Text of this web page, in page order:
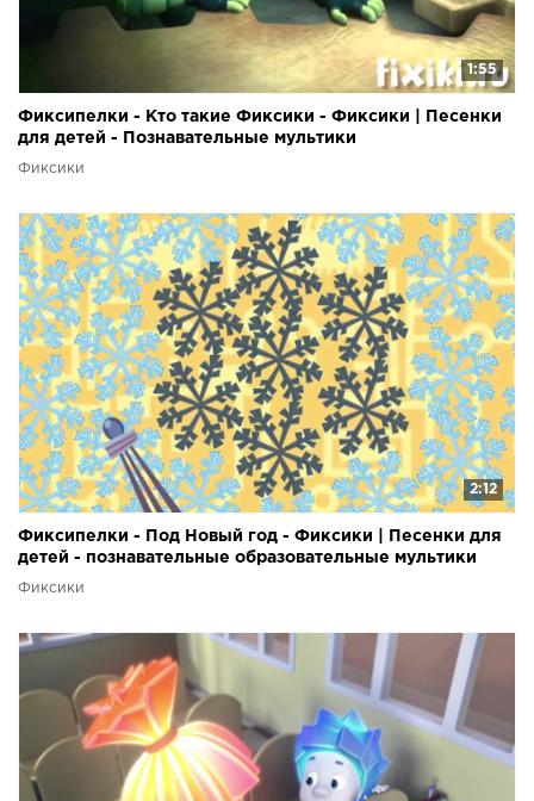
1:55
Фиксипелки - Кто такие Фиксики - Фиксики | Песенки
для детей - Познавательные мультики
Фиксики
2:12
Фиксипелки - Под Новый год - Фиксики | Песенки для
детей - познавательные образовательные мультики
Фиксики